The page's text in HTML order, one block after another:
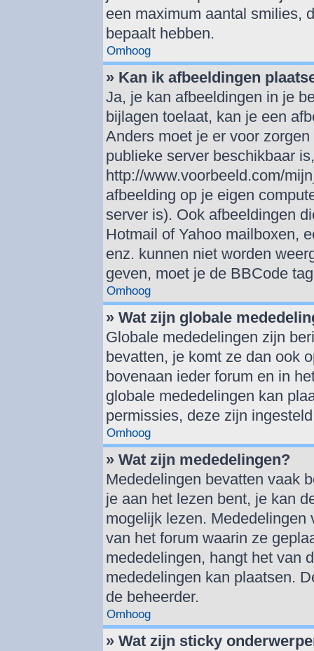
een maximum aantal smilies,
bepaalt hebben.
Omhoog
» Kan ik afbeeldingen
Ja, je kan afbeeldingen in je
bijlagen toelaat, kan je een
Anders moet je er voor
publieke server beschikbaar
http://www.voorbeeld.com/
afbeelding op je eigen
server is). Ook afbeeldingen
Hotmail of Yahoo mailboxen,
enz. kunnen niet worden
geven, moet je de BBCode
Omhoog
» Wat zijn globale
Globale mededelingen zijn
bevatten, je komt ze dan ook
bovenaan ieder forum en in
globale mededelingen kan
permissies, deze zijn
Omhoog
» Wat zijn mededelingen?
Mededelingen bevatten vaak
je aan het lezen bent, je kan
mogelijk lezen.
van het forum waarin ze
mededelingen, hangt het van
mededelingen kan plaatsen.
de beheerder.
Omhoog
» Wat zijn sticky